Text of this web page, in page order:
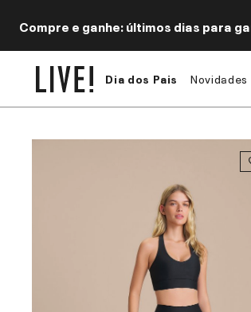
Compre e ganhe: últimos dias para
Dia dos Pais Novidades